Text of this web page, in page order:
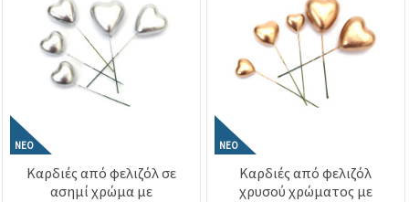
ΝΈΟ
Καρδιές από φελιζόλ σε
ασημί χρώμα με
ΝΈΟ
Καρδιές από φελιζόλ
χρυσού χρώματος με